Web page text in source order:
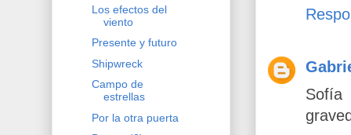
Los efectos del
viento
Presente y futuro
Shipwreck
Campo de
estrellas
Por la otra puerta